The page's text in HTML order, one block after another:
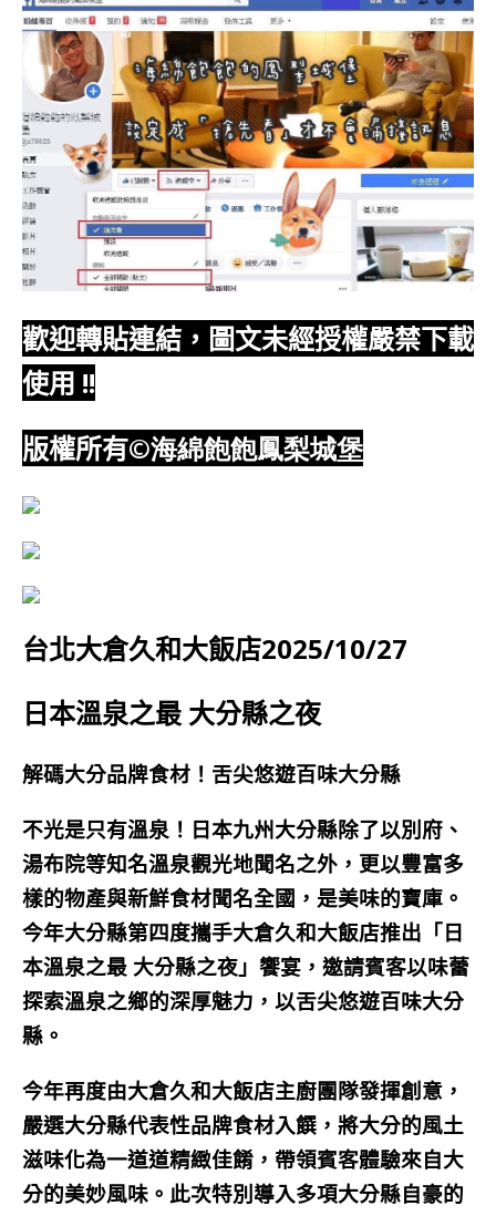
歡迎轉貼連結，圖文未經授權嚴禁下載
使用 !!
版權所有©海綿飽飽鳳梨城堡
台北大倉久和大飯店2025/10/27
日本溫泉之最 大分縣之夜
解碼大分品牌食材！舌尖悠遊百味大分縣
不光是只有溫泉！日本九州大分縣除了以別府、
湯布院等知名溫泉觀光地聞名之外，更以豐富多
樣的物產與新鮮食材聞名全國，是美味的寶庫。
今年大分縣第四度攜手大倉久和大飯店推出「日
本溫泉之最 大分縣之夜」饗宴，邀請賓客以味蕾
探索溫泉之鄉的深厚魅力，以舌尖悠遊百味大分
縣。
今年再度由大倉久和大飯店主廚團隊發揮創意，
嚴選大分縣代表性品牌食材入饌，將大分的風土
滋味化為一道道精緻佳餚，帶領賓客體驗來自大
分的美妙風味。此次特別導入多項大分縣自豪的